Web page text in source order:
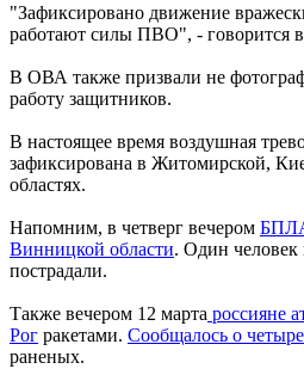
"Зафиксировано движение
работают силы ПВО", - говорится
В ОВА также призвали не
работу защитников.
В настоящее время воздушная
зафиксирована в Житомирской,
областях.
Напомним, в четверг вечером
Винницкой области. Один человек
пострадали.
Также вечером 12 марта россияне
Рог ракетами. Сообщалось о
раненых.